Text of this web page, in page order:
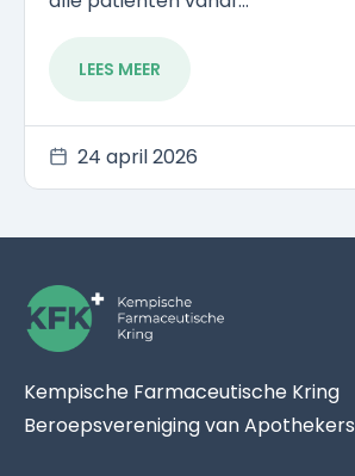
LEES MEER
24 april 2026
Kempische Farmaceutische Kring
Beroepsvereniging van Apothekers